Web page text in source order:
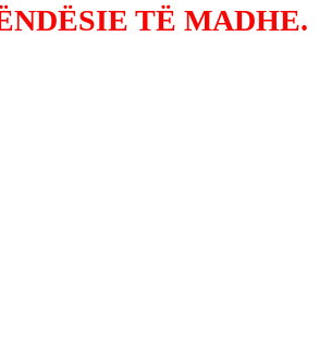
TË MADHE.